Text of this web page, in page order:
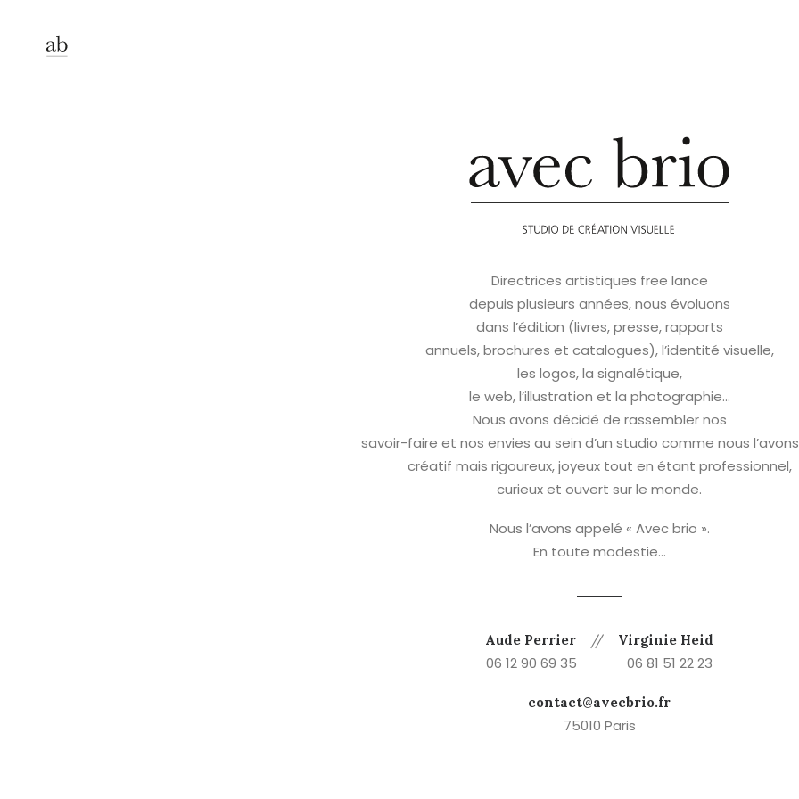
Directrices artistiques free lance
depuis plusieurs années, nous évoluons
dans l’édition (livres, presse, rapports
annuels, brochures et catalogues), l’identité visuelle,
les logos, la signalétique,
le web, l’illustration et la photographie…
Nous avons décidé de rassembler nos
savoir-faire et nos envies au sein d’un studio comme nous
créatif mais rigoureux, joyeux tout en étant professionnel,
curieux et ouvert sur le monde.
Nous l’avons appelé « Avec brio ».
En toute modestie…
Aude Perrier // Virginie Heid
06 12 90 69 35 06 81 51 22 23
contact@avecbrio.fr
75010 Paris